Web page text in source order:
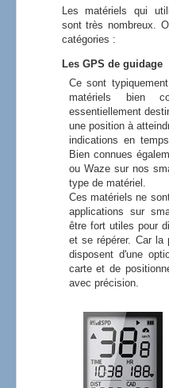
Les matériels qui
sont très nombreux.
catégories :
Les GPS de guidage
Ce sont
matériels bien
essentiellement
une position à
indications en
Bien connues
ou Waze sur nos
type de matériel.
Ces matériels ne
applications sur
être fort utiles pour
et se répérer. Car la
disposent d'une
carte et de
avec précision.